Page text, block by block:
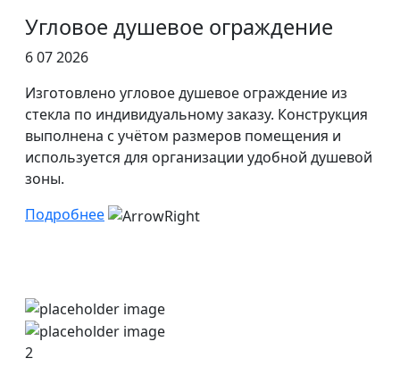
Угловое душевое ограждение
6 07 2026
Изготовлено угловое душевое ограждение из
стекла по индивидуальному заказу. Конструкция
выполнена с учётом размеров помещения и
используется для организации удобной душевой
зоны.
Подробнее
2